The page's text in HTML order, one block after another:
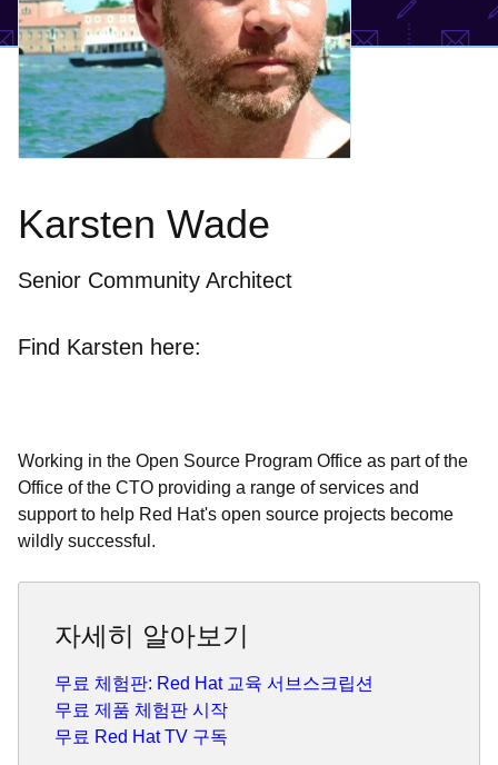
Karsten Wade
Senior Community Architect
Find Karsten here:
Working in the Open Source Program Office as part of the
Office of the CTO providing a range of services and
support to help Red Hat's open source projects become
wildly successful.
자세히 알아보기
무료 체험판: Red Hat 교육 서브스크립션
무료 제품 체험판 시작
무료 Red Hat TV 구독